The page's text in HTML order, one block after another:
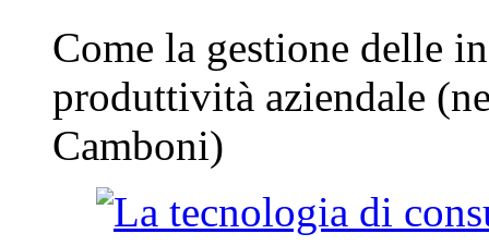
Come la gestione delle
produttività aziendale
Camboni)